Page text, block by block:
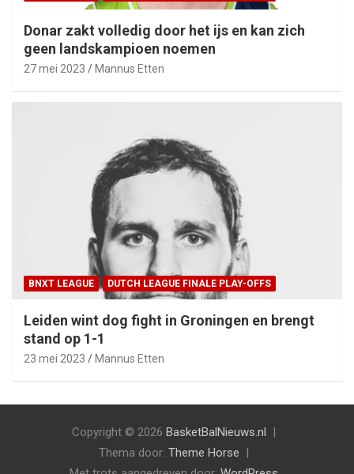
Donar zakt volledig door het ijs en kan zich
geen landskampioen noemen
27 mei 2023 Mannus Etten
BNXT LEAGUE DUTCH LEAGUE FINALE PLAY-OFFS
Leiden wint dog fight in Groningen en brengt
stand op 1-1
23 mei 2023 Mannus Etten
Copyright © 2026 BasketBalNieuws.nl
Thema door: Theme Horse